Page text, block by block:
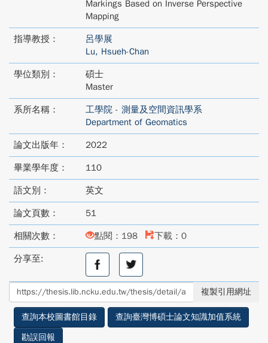
Markings Based on Inverse Perspective
Mapping
指導教授：
呂學展
Lu, Hsueh-Chan
學位類別：
碩士
Master
系所名稱：
工學院 - 測量及空間資訊學系
Department of Geomatics
論文出版年： 2022
畢業學年度： 110
語文別： 英文
論文頁數： 51
相關次數： 點閱：198 下載：0
分享至:
分
至
facebook
分
享
至
twitter
複製引用網址
查詢本校圖書館目錄
查詢臺灣博碩士論文知識加值系統
勘誤回報